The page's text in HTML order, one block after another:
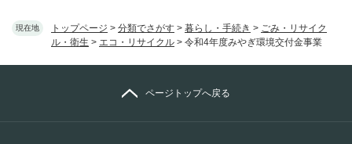
現在地 トップページ > 分類でさがす > 暮らし・手続き > ごみ・リサイク
ル・衛生 > エコ・リサイクル > 令和4年度みやぎ環境交付金事業
ページトップへ戻る